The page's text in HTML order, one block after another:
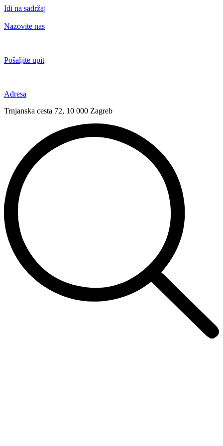
Idi na sadržaj
Nazovite nas
Pošaljite upit
Adresa
Trnjanska cesta 72, 10 000 Zagreb